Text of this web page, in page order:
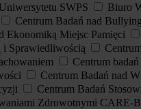
SWPS
Biuro
Centrum Badań nad
Ekonomiką Miejsc Pamięci
i Sprawiedliwością
Centrum badań
Centrum Badań nad
Centrum Badań
Zdrowotnymi CARE-